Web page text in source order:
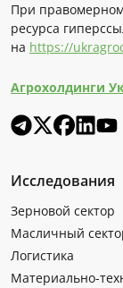
При
ресурса
на https://
Агрохолдинги
Исследования
Зерновой сектор
Масличный
Логистика
Материально-